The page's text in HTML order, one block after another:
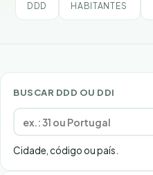
DDD HABITANTES
BUSCAR DDD OU DDI
Cidade, código ou país.